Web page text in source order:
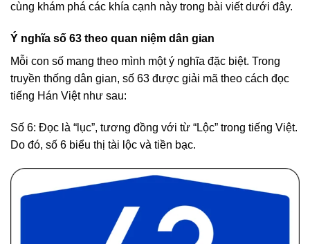
cùng khám phá các khía cạnh này trong bài viết dưới đây.
Ý nghĩa số 63 theo quan niệm dân gian
Mỗi con số mang theo mình một ý nghĩa đặc biệt. Trong
truyền thống dân gian, số 63 được giải mã theo cách đọc
tiếng Hán Việt như sau:
Số 6: Đọc là “lục”, tương đồng với từ “Lộc” trong tiếng Việt.
Do đó, số 6 biểu thị tài lộc và tiền bạc.